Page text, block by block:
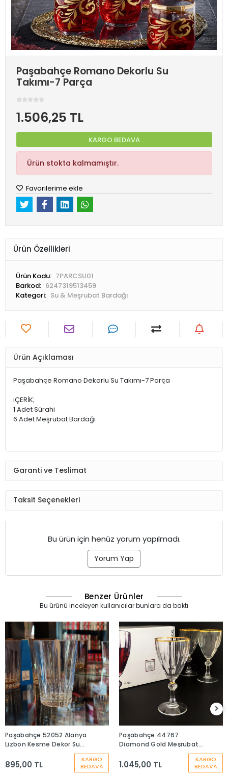
Paşabahçe Romano Dekorlu Su
Takımı-7 Parça
1.506,25 TL
KARGO BEDAVA
Ürün stokta kalmamıştır.
Favorilerime ekle
Ürün Özellikleri
Ürün Kodu: 7PARCSU01
Barkod: 6247319513459
Kategori: Su & Meşrubat Bardağı
Ürün Açıklaması
Paşabahçe Romano Dekorlu Su Takımı-7 Parça
iÇERİK;
1 Adet Sürahi
6 Adet Meşrubat Bardağı
Garanti ve Teslimat
Taksit Seçenekleri
Bu ürün için henüz yorum yapılmadı.
Yorum Yap
Benzer Ürünler
Bu ürünü inceleyen kullanıcılar bunlara da baktı
KARGO
BEDAVA
Paşabahçe 52052 Alanya
Lizbon Kesme Dekor Su
895,00 TL
KARGO
BEDAVA
Paşabahçe 44767
Diamond Gold Meşrubat
1.045,00 TL